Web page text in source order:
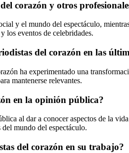
corazón y otros
y el mundo del espectáculo,
los eventos de celebridades.
del corazón en las
ha experimentado una
mantenerse relevantes.
en la opinión pública?
al dar a conocer aspectos de la
mundo del espectáculo.
del corazón en su trabajo?